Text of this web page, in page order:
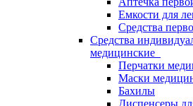
Емкости для
Средства
Средства
медицинские
Перчатки
Маски
Бахилы
Диспенсеры